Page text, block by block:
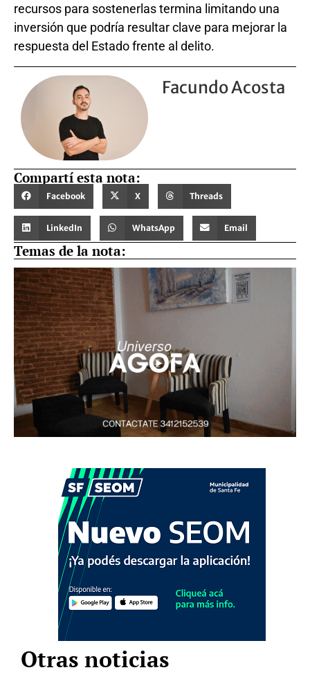
recursos para sostenerlas termina limitando una
inversión que podría resultar clave para mejorar la
respuesta del Estado frente al delito.
Facundo Acosta
Compartí esta nota:
Facebook X Threads
LinkedIn WhatsApp Email
Temas de la nota:
Otras noticias